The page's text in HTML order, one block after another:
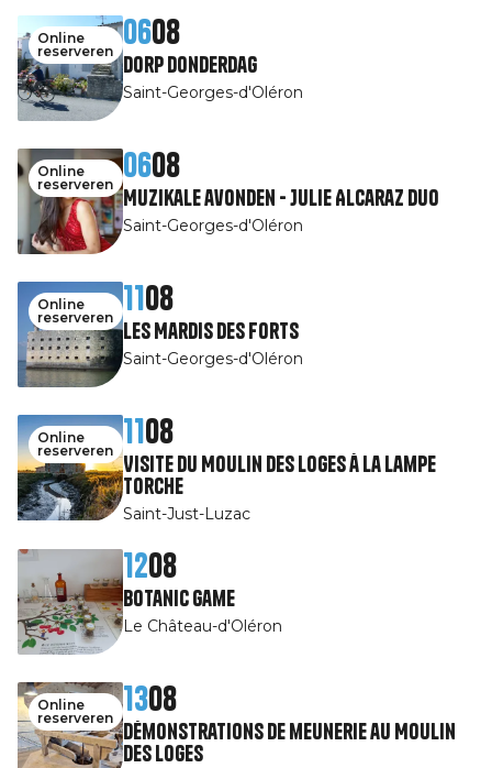
Online
reserveren
0608
Dorp Donderdag
Saint-Georges-d'Oléron
Online
reserveren
0608
Muzikale avonden - Julie Alcaraz Duo
Saint-Georges-d'Oléron
Online
reserveren
1108
Les Mardis des Forts
Saint-Georges-d'Oléron
Online
reserveren
1108
Visite du Moulin des Loges à la Lampe
Torche
Saint-Just-Luzac
1208
Botanic game
Le Château-d'Oléron
Online
reserveren
1308
Démonstrations de meunerie au Moulin
des Loges